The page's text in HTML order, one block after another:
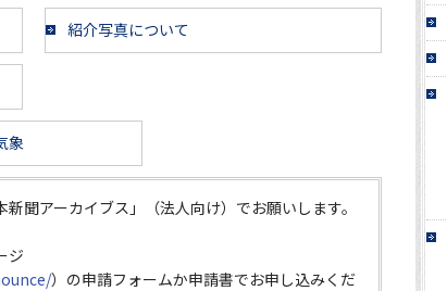
紹介写真について
象
聞アーカイブス」（法人向け）でお願いします。
ジ
）の申請フォームか申請書でお申し込みくだ